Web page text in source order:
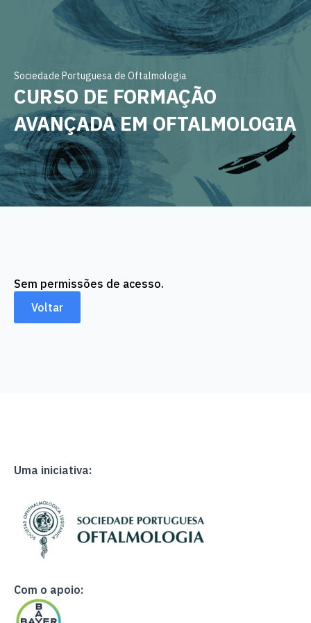
Sociedade Portuguesa de Oftalmologia
CURSO DE FORMAÇÃO
AVANÇADA EM OFTALMOLOGIA
Sem permissões de acesso.
Voltar
Uma iniciativa:
Com o apoio: